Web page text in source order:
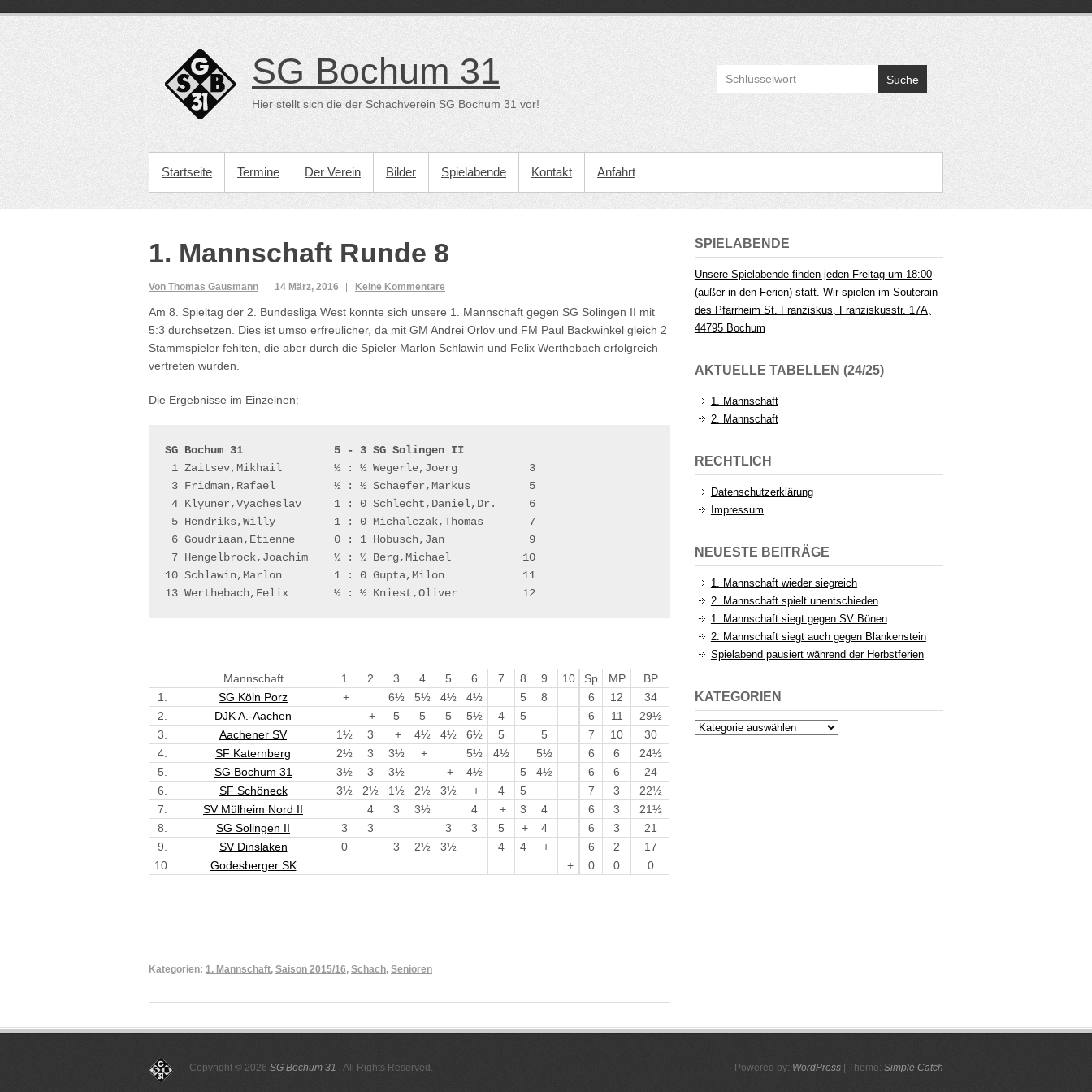
SG Bochum 31
Hier stellt sich die der Schachverein SG Bochum 31 vor!
Suche
PRIMÄRES MENÜ
Startseite Termine Der Verein Bilder Spielabende Kontakt Anfahrt
1. Mannschaft Runde 8
Von Thomas Gausmann 14 März, 2016 Keine Kommentare
Am 8. Spieltag der 2. Bundesliga West konnte sich unsere 1. Mannschaft gegen SG Solingen II mit
5:3 durchsetzen. Dies ist umso erfreulicher, da mit GM Andrei Orlov und FM Paul Backwinkel gleich 2
Stammspieler fehlten, die aber durch die Spieler Marlon Schlawin und Felix Werthebach erfolgreich
vertreten wurden.
Die Ergebnisse im Einzelnen:
SG Bochum 31              5 - 3 SG Solingen II
1 Zaitsev,Mikhail        ½ : ½ Wegerle,Joerg           3
3 Fridman,Rafael         ½ : ½ Schaefer,Markus         5
4 Klyuner,Vyacheslav     1 : 0 Schlecht,Daniel,Dr.     6
5 Hendriks,Willy         1 : 0 Michalczak,Thomas       7
6 Goudriaan,Etienne      0 : 1 Hobusch,Jan             9
7 Hengelbrock,Joachim    ½ : ½ Berg,Michael           10
10 Schlawin,Marlon        1 : 0 Gupta,Milon            11
13 Werthebach,Felix       ½ : ½ Kniest,Oliver          12
Mannschaft 1 2 3 4 5 6 7 8 9 10 Sp MP
BP
1.
SG Köln Porz + 6½ 5½ 4½ 4½ 5 8 6 12
34
2.
DJK A.-Aachen + 5 5 5 5½ 4 5 6 11
29½
3.
Aachener SV 1½ 3 + 4½ 4½ 6½ 5 5 7 10
30
4.
SF Katernberg 2½ 3 3½ + 5½ 4½ 5½ 6 6
24½
5.
SG Bochum 31 3½ 3 3½ + 4½ 5 4½ 6 6
24
6.
SF Schöneck 3½ 2½ 1½ 2½ 3½ + 4 5 7 3
22½
7.
SV Mülheim Nord II 4 3 3½ 4 + 3 4 6 3
21½
8.
SG Solingen II 3 3 3 3 5 + 4 6 3
21
9.
SV Dinslaken 0 3 2½ 3½ 4 4 + 6 2
17
10.
Godesberger SK + 0 0 0
Kategorien: 1. Mannschaft, Saison 2015/16, Schach, Senioren
SPIELABENDE
Unsere Spielabende finden jeden Freitag um 18:00
(außer in den Ferien) statt. Wir spielen im Souterain
des Pfarrheim St. Franziskus, Franziskusstr. 17A,
44795 Bochum
AKTUELLE TABELLEN (24/25)
1. Mannschaft
2. Mannschaft
RECHTLICH
Datenschutzerklärung
Impressum
NEUESTE BEITRÄGE
1. Mannschaft wieder siegreich
2. Mannschaft spielt unentschieden
1. Mannschaft siegt gegen SV Bönen
2. Mannschaft siegt auch gegen Blankenstein
Spielabend pausiert während der Herbstferien
KATEGORIEN
Kategorien
Copyright © 2026 SG Bochum 31 . All Rights Reserved. Powered by: WordPress | Theme: Simple Catch